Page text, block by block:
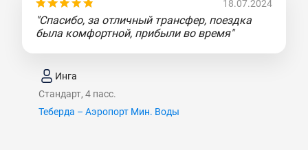
18.07.2024
"Спасибо, за отличный трансфер, поездка
была комфортной, прибыли во время"
Инга
Стандарт, 4 пасс.
Теберда – Аэропорт Мин. Воды